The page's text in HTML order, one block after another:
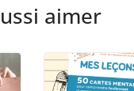
aimer